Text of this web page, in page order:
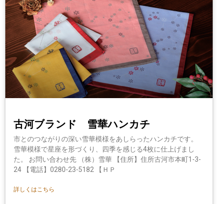
古河ブランド 雪華ハンカチ
市とのつながりの深い雪華模様をあしらったハンカチです。
雪華模様で星座を形づくり、四季を感じる4枚に仕上げまし
た。 お問い合わせ先 （株）雪華 【住所】住所古河市本町1-3-
24 【電話】0280-23-5182 【ＨＰ
詳しくはこちら